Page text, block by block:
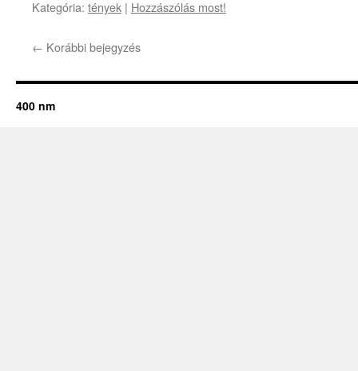
Kategória: tények | Hozzászólás most!
← Korábbi bejegyzés
400 nm